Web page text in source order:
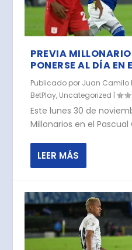
PREVIA
PONERSE AL DÍA EN
Publicado por Juan Camilo
BetPlay, Uncategorized |
Este lunes 30 de
Millonarios en el
LEER MÁS